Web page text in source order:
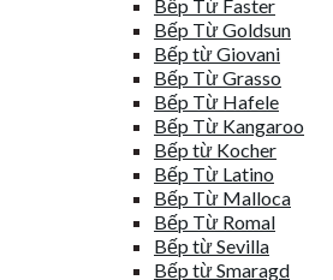
Bếp Từ Faster
Bếp Từ Goldsun
Bếp từ Giovani
Bếp Từ Grasso
Bếp Từ Hafele
Bếp Từ Kangaroo
Bếp từ Kocher
Bếp Từ Latino
Bếp Từ Malloca
Bếp Từ Romal
Bếp từ Sevilla
Bếp từ Smaragd